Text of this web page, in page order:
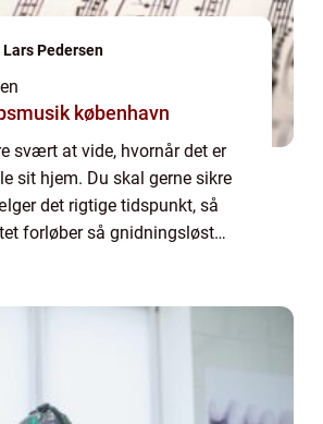
Lars Pedersen
københavn
svært at vide, hvornår det er
sit hjem. Du skal gerne sikre
det rigtige tidspunkt, så
forløber så gnidningsløst